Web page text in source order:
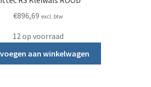
€896,69 excl. btw
12 op voorraad
aan winkelwagen